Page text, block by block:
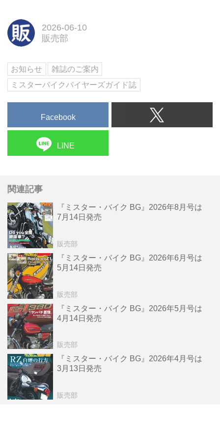
2026-06-10
販売部
お知らせ
雑誌のご案内
ミスターバイクバイヤーズガイド誌
Facebook
LINE
関連記事
『ミスター・バイク BG』2026年8月号は
7月14日発売
販売部
『ミスター・バイク BG』2026年6月号は
5月14日発売
販売部
『ミスター・バイク BG』2026年5月号は
4月14日発売
販売部
『ミスター・バイク BG』2026年4月号は
3月13日発売
販売部